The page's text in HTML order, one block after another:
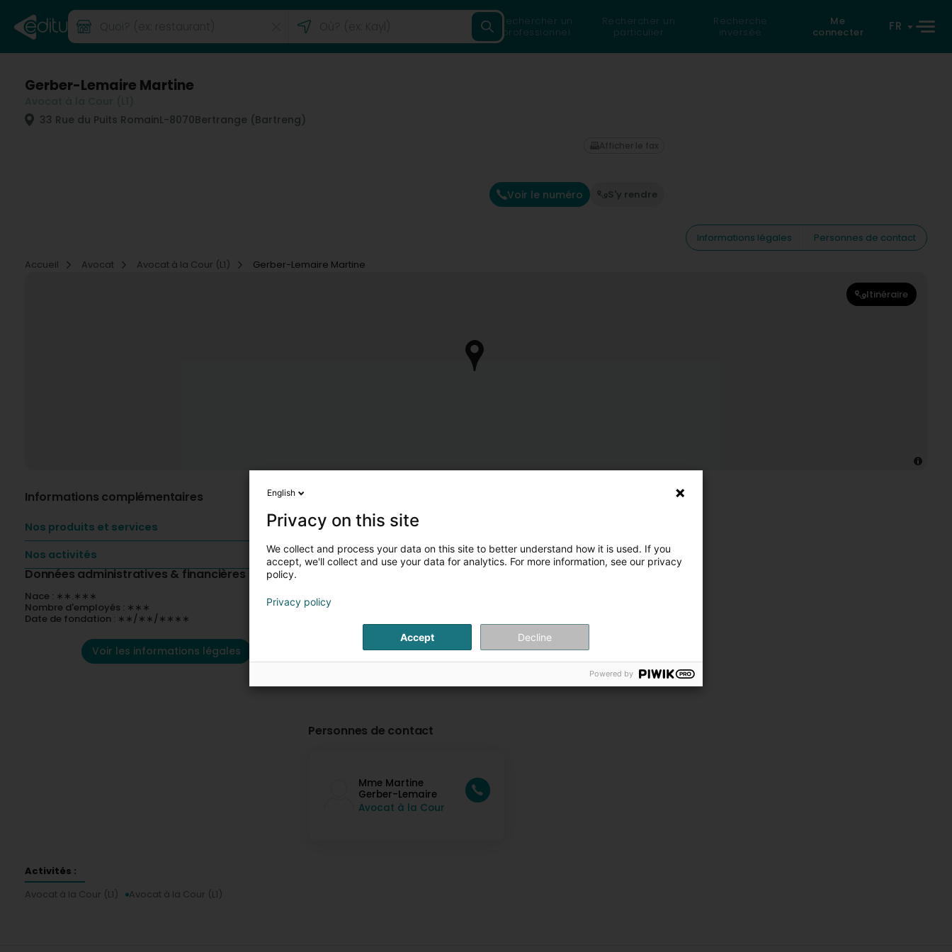
Rechercher un
professionnel
Rechercher un
particulier
Recherche
inversée
Me
connecter
FR
Gerber-Lemaire Martine
33 Rue du Puits RomainL-8070Bertrange (Bartreng)
Voir le numéro S'y rendre
Afficher le fax
Informations légales
Personnes de contact
Accueil
Avocat Avocat à la Cour (L1) Gerber-Lemaire Martine
Itinéraire
Informations complémentaires
Nos produits et services
Nos activités
Données administratives & financières
Nace : ∗∗.∗∗∗
Nombre d'employés : ∗∗∗
Date de fondation : ∗∗/∗∗/∗∗∗∗
Voir les informations légales
Personnes de contact
Mme Martine
Gerber-Lemaire
Avocat à la Cour
Activités :
Avocat à la Cour (L1)
Avocat à la Cour (L1)
English
Privacy on this site
We collect and process your data on this site to better understand how it is used. If you
accept, we'll collect and use your data for analytics. For more information, see our privacy
policy.
Privacy policy
Accept Decline
Powered by